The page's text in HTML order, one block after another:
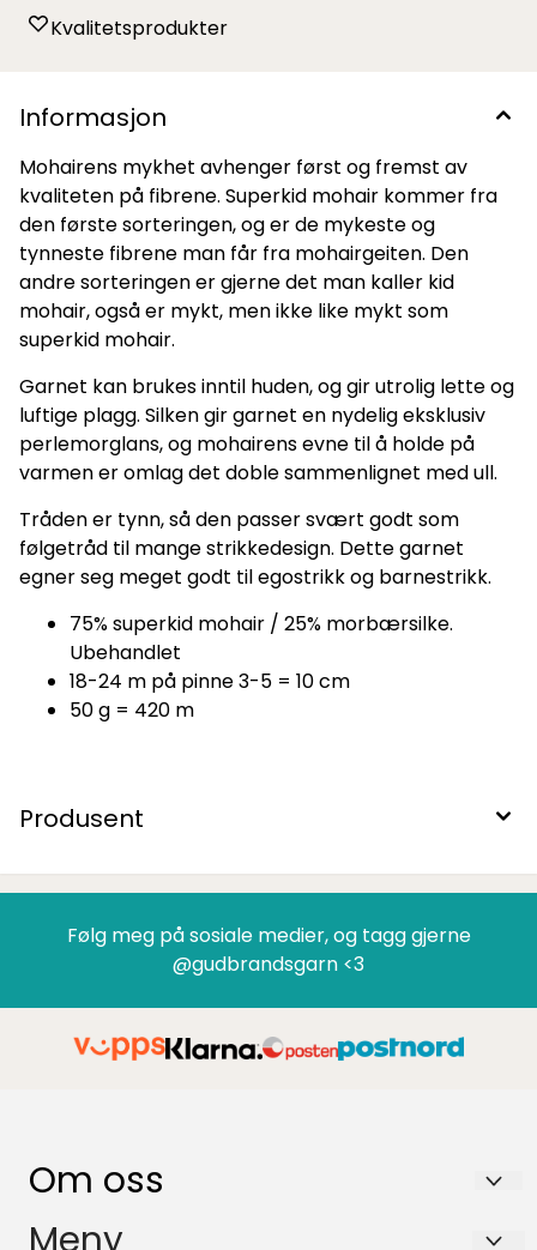
Kvalitetsprodukter
Informasjon
Mohairens mykhet avhenger først og fremst av
kvaliteten på fibrene. Superkid mohair kommer fra
den første sorteringen, og er de mykeste og
tynneste fibrene man får fra mohairgeiten. Den
andre sorteringen er gjerne det man kaller kid
mohair, også er mykt, men ikke like mykt som
superkid mohair.
Garnet kan brukes inntil huden, og gir utrolig lette og
luftige plagg. Silken gir garnet en nydelig eksklusiv
perlemorglans, og mohairens evne til å holde på
varmen er omlag det doble sammenlignet med ull.
Tråden er tynn, så den passer svært godt som
følgetråd til mange strikkedesign. Dette garnet
egner seg meget godt til egostrikk og barnestrikk.​​​
75% superkid mohair / 25% morbærsilke.
Ubehandlet
18-24 m på pinne 3-5 = 10 cm
50 g = 420 m
Produsent
Følg meg på sosiale medier, og tagg gjerne
@gudbrandsgarn <3
Om oss
GUDBRANDSGARN AS
Meny